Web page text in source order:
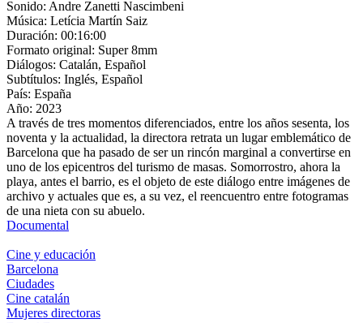
Sonido: Andre Zanetti Nascimbeni
Música: Letícia Martín Saiz
Duración: 00:16:00
Formato original: Super 8mm
Diálogos: Catalán, Español
Subtítulos: Inglés, Español
País: España
Año: 2023
A través de tres momentos diferenciados, entre los años sesenta, los
noventa y la actualidad, la directora retrata un lugar emblemático de
Barcelona que ha pasado de ser un rincón marginal a convertirse en
uno de los epicentros del turismo de masas. Somorrostro, ahora la
playa, antes el barrio, es el objeto de este diálogo entre imágenes de
archivo y actuales que es, a su vez, el reencuentro entre fotogramas
de una nieta con su abuelo.
Documental
Cine y educación
Barcelona
Ciudades
Cine catalán
Mujeres directoras